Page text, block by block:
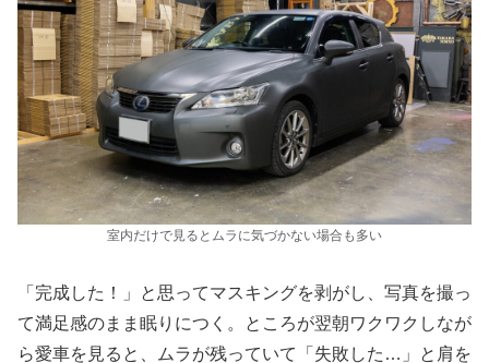
室内だけで見るとムラに気づかない場合も多い
「完成した！」と思ってマスキングを剥がし、写真を撮っ
て満足感のまま眠りにつく。ところが翌朝ワクワクしなが
ら愛車を見ると、ムラが残っていて「失敗した…」と肩を